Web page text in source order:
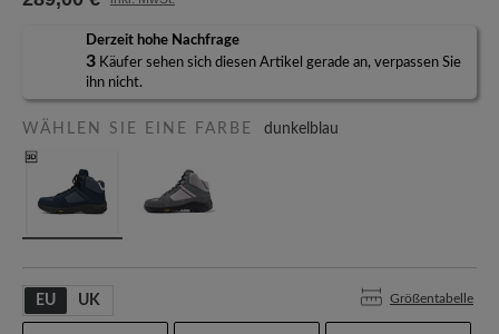
Derzeit hohe Nachfrage
3 Käufer sehen sich diesen Artikel gerade an, verpassen Sie
ihn nicht.
WÄHLEN SIE EINE FARBE dunkelblau
EU UK Größentabelle